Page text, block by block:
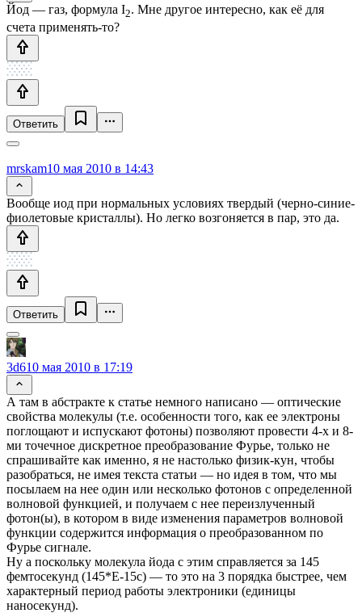
Йод — газ, формула I2. Мне другое интересно, как её для
счета применять-то?
Ответить
mrskam10 мая 2010 в 14:43
Вообще иод при нормальных условиях твердый (черно-синие-
фиолетовые кристаллы). Но легко возгоняется в пар, это да.
Ответить
3d610 мая 2010 в 17:19
А там в абстракте к статье немного написано — оптические
свойства молекулы (т.е. особенности того, как ее электроны
поглощают и испускают фотоны) позволяют провести 4-х и 8-
ми точечное дискретное преобразование Фурье, только не
спрашивайте как именно, я не настолько физик-кун, чтобы
разобраться, не имея текста статьи — но идея в том, что мы
посылаем на нее один или несколько фотонов с определенной
волновой функцией, и получаем с нее переизлученный
фотон(ы), в котором в виде изменения параметров волновой
функции содержится информация о преобразованном по
Фурье сигнале.
Ну а поскольку молекула йода с этим справляется за 145
фемтосекунд (145*Е-15c) — то это на 3 порядка быстрее, чем
характерный период работы электроники (единицы
наносекунд).